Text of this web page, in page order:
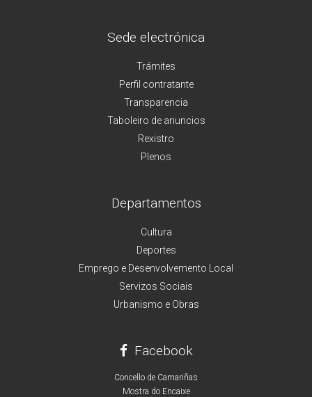
Sede electrónica
Trámites
Perfil contratante
Transparencia
Taboleiro de anuncios
Rexistro
Plenos
Departamentos
Cultura
Deportes
Emprego e Desenvolvemento Local
Servizos Sociais
Urbanismo e Obras
Facebook
Concello de Camariñas
Mostra do Encaixe